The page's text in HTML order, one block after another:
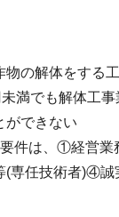
物の解体をする
満でも解体工
ができない
件は、①経営
(専任技術者)④